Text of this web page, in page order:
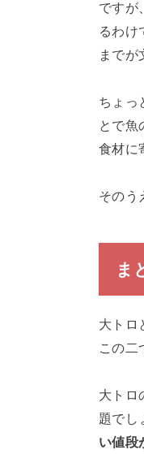
ですが
るわけ
までが
ちょっ
とで魚
食材に
そのう
ま
大トロ
この二
大トロ
題でし
い値段